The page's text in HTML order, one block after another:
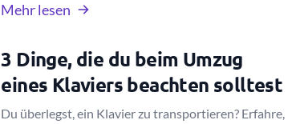
Mehr lesen
3 Dinge, die du beim Umzug
eines Klaviers beachten solltest
Du überlegst, ein Klavier zu transportieren? Erfahre,